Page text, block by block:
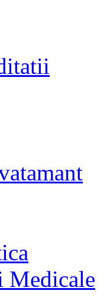
Medicale